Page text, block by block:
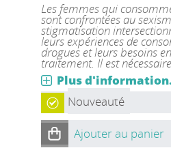
Les femmes qui
sont confrontées au
stigmatisation
leurs expériences de
drogues et leurs besoins
traitement. Il est
Plus
Nouveauté
Ajouter au panier